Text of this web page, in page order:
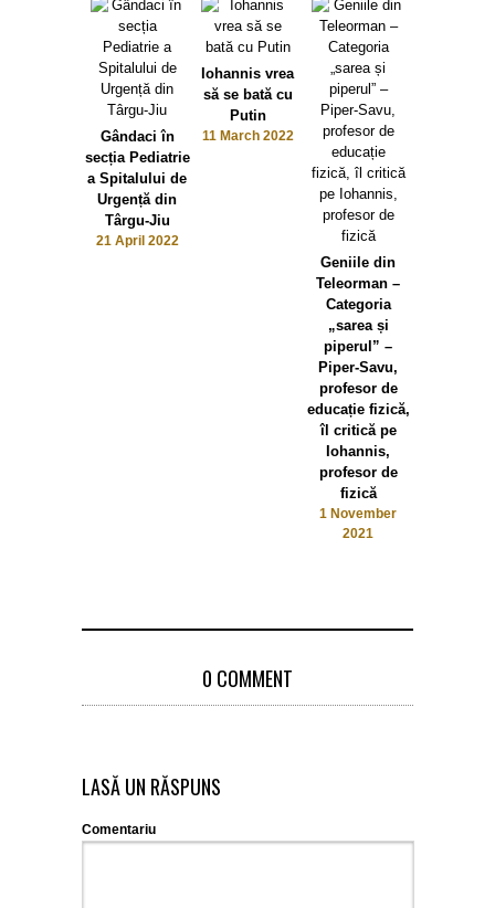
Gândaci în
secția Pediatrie
a Spitalului de
Urgență din
Târgu-Jiu
21 April 2022
Iohannis vrea
să se bată cu
Putin
11 March 2022
Geniile din
Teleorman –
Categoria
„sarea și
piperul” –
Piper-Savu,
profesor de
educație fizică,
îl critică pe
Iohannis,
profesor de
fizică
1 November
2021
0 COMMENT
LASĂ UN RĂSPUNS
Comentariu